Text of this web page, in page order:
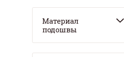
Материал
подошвы